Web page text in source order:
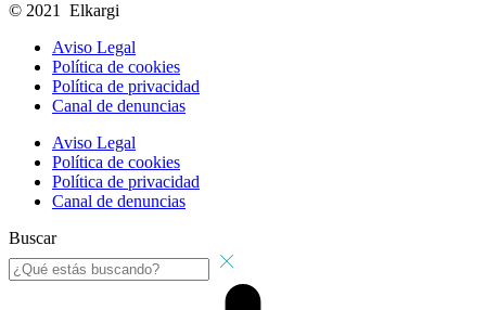
© 2021 Elkargi
Aviso Legal
Política de cookies
Política de privacidad
Canal de denuncias
Aviso Legal
Política de cookies
Política de privacidad
Canal de denuncias
Buscar